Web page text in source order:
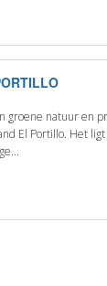
groene natuur en
El Portillo. Het